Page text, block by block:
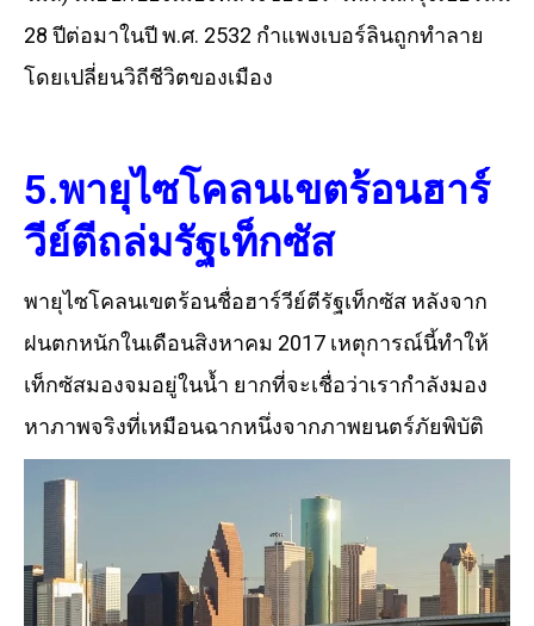
28 ปีต่อมาในปี พ.ศ. 2532 กำแพงเบอร์ลินถูกทำลาย
โดยเปลี่ยนวิถีชีวิตของเมือง
5.พายุไซโคลนเขตร้อนฮาร์
วีย์ตีถล่มรัฐเท็กซัส
พายุไซโคลนเขตร้อนชื่อฮาร์วีย์ตีรัฐเท็กซัส หลังจาก
ฝนตกหนักในเดือนสิงหาคม 2017 เหตุการณ์นี้ทำให้
เท็กซัสมองจมอยู่ในน้ำ ยากที่จะเชื่อว่าเรากำลังมอง
หาภาพจริงที่เหมือนฉากหนึ่งจากภาพยนตร์ภัยพิบัติ